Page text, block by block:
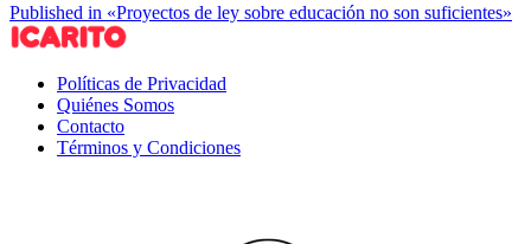
Published in «Proyectos de ley sobre educación no son suficientes»
Políticas de Privacidad
Quiénes Somos
Contacto
Términos y Condiciones